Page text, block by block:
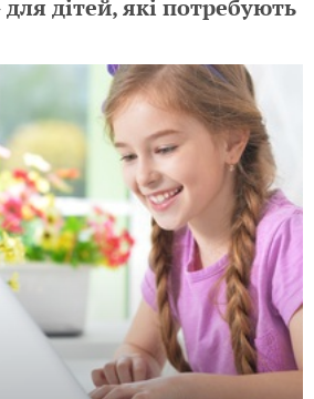
дітей, які потребують